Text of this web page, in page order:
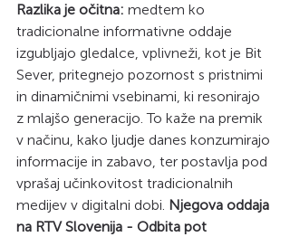
Razlika je očitna: medtem ko
tradicionalne informativne oddaje
izgubljajo gledalce, vplivneži, kot je Bit
Sever, pritegnejo pozornost s pristnimi
in dinamičnimi vsebinami, ki resonirajo
z mlajšo generacijo. To kaže na premik
v načinu, kako ljudje danes konzumirajo
informacije in zabavo, ter postavlja pod
vprašaj učinkovitost tradicionalnih
medijev v digitalni dobi. Njegova oddaja
na RTV Slovenija - Odbita pot